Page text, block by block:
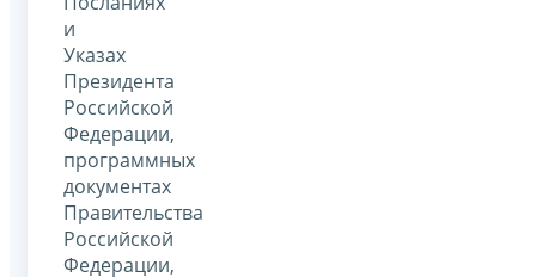
и
Указах
Президента
Российской
Федерации,
программных
документах
Правительства
Российской
Федерации,